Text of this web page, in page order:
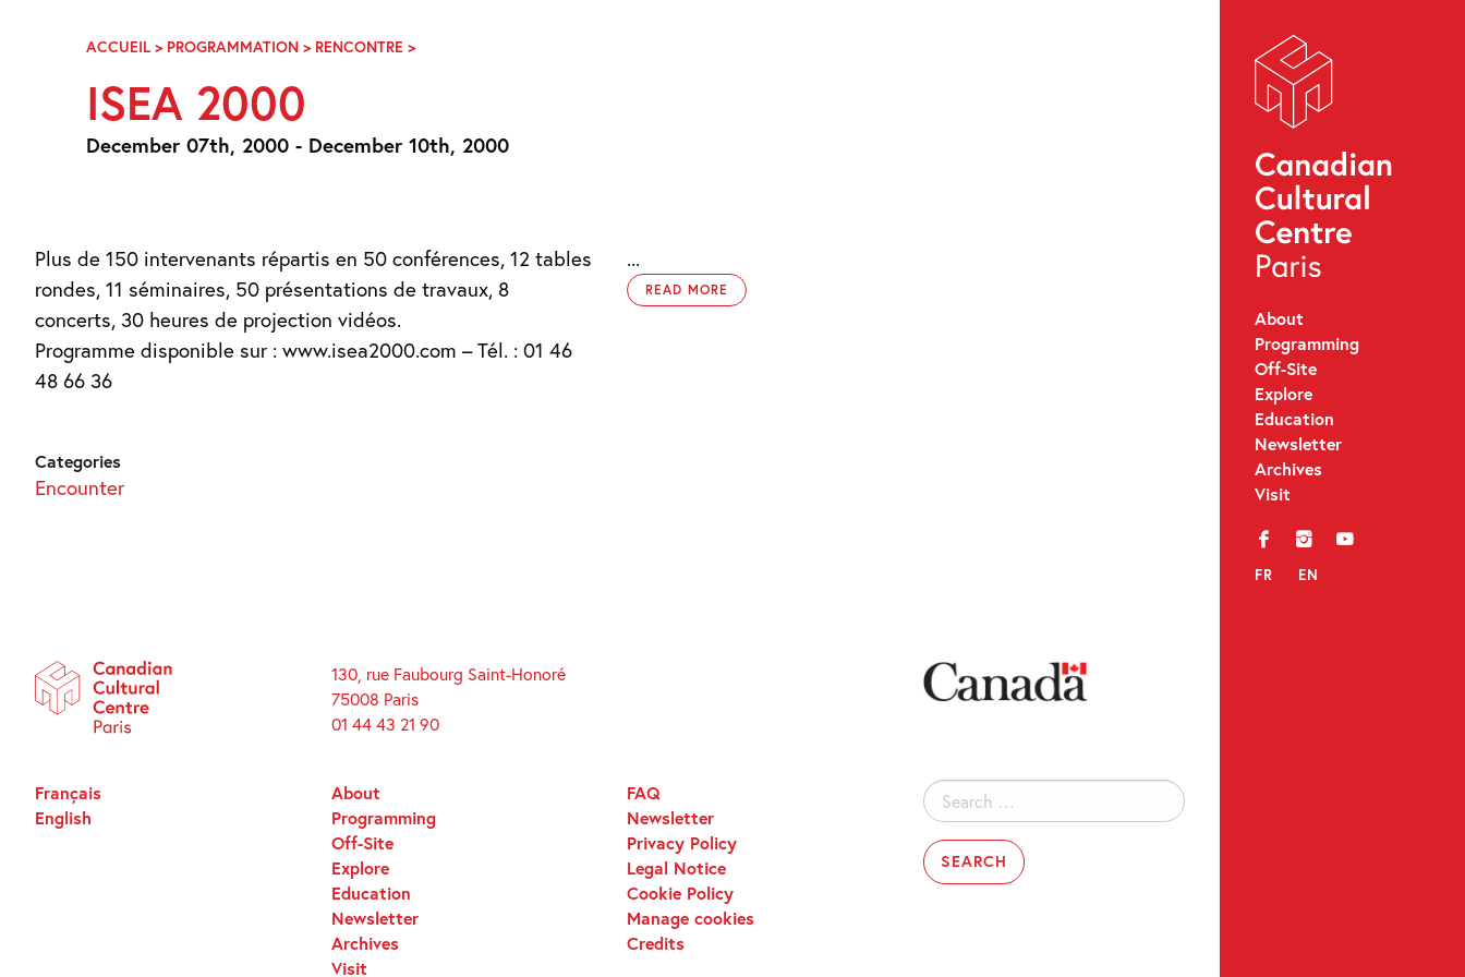
Navigation
About
Programming
Off-Site
Explore
Education
Newsletter
Archives
Visit
f i y
FR EN
ACCUEIL > PROGRAMMATION > RENCONTRE >ISEA
ISEA 2000
December 07th, 2000 - December 10th, 2000
Plus de 150 intervenants répartis en 50 conférences, 12 tables
rondes, 11 séminaires, 50 présentations de travaux, 8
concerts, 30 heures de projection vidéos.
Programme disponible sur : www.isea2000.com – Tél. : 01 46
48 66 36
...
READ MORE
Categories
Encounter
130, rue Faubourg Saint-Honoré
75008 Paris
01 44 43 21 90
Search
for:
About
Programming
Off-Site
Explore
Education
Newsletter
Archives
Visit
FAQ
Newsletter
Privacy Policy
Legal Notice
Cookie Policy
Manage cookies
Credits
Français
English